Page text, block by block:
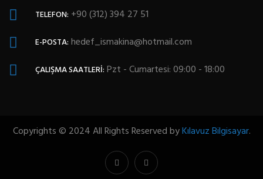
TELEFON: +90 (312) 394 27 51
E-POSTA: hedef_ismakina@hotmail.com
ÇALIŞMA SAATLERI: Pzt - Cumartesi: 09:00 - 18:00
Copyrights © 2024 All Rights Reserved byKılavuz Bilgisayar.